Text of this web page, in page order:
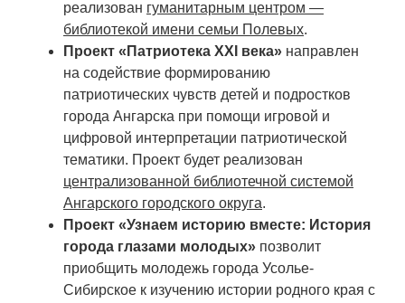
реализован гуманитарным центром —
библиотекой имени семьи Полевых.
Проект «Патриотека ХХI века» направлен
на содействие формированию
патриотических чувств детей и подростков
города Ангарска при помощи игровой и
цифровой интерпретации патриотической
тематики. Проект будет реализован
централизованной библиотечной системой
Ангарского городского округа.
Проект «Узнаем историю вместе: История
города глазами молодых» позволит
приобщить молодежь города Усолье-
Сибирское к изучению истории родного края с